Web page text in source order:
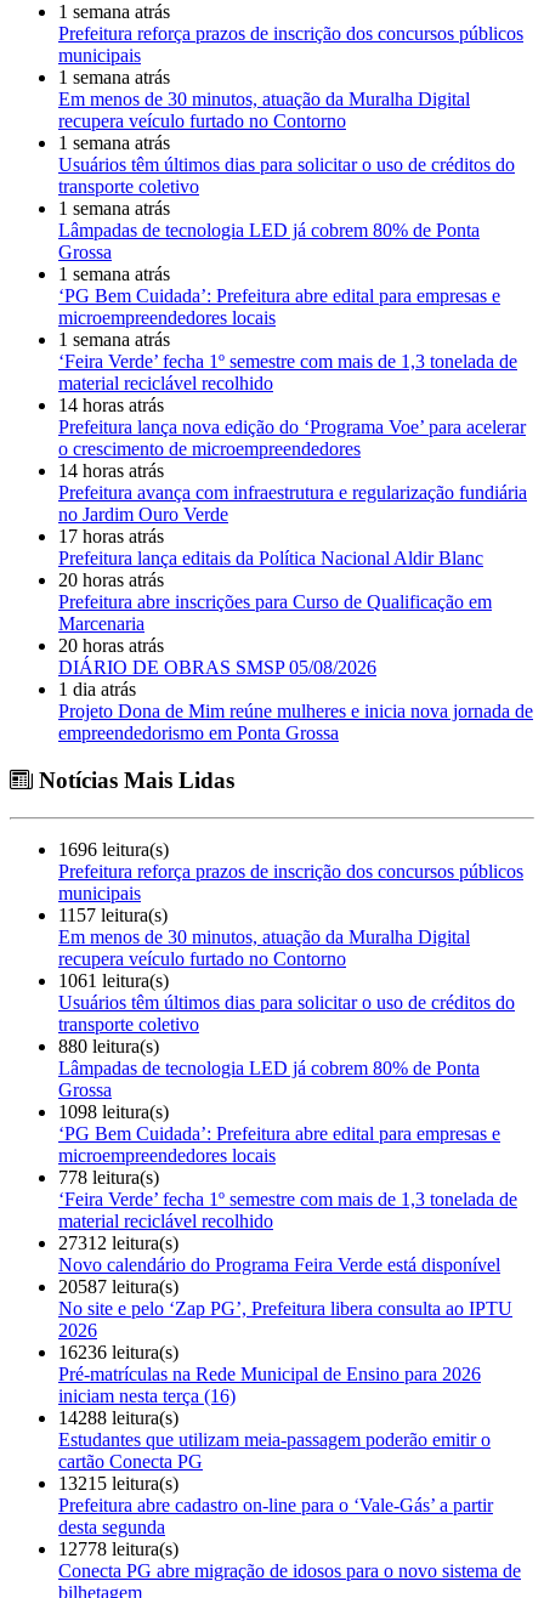
1 semana atrás
Prefeitura reforça prazos de inscrição dos concursos públicos
municipais
1 semana atrás
Em menos de 30 minutos, atuação da Muralha Digital
recupera veículo furtado no Contorno
1 semana atrás
Usuários têm últimos dias para solicitar o uso de créditos do
transporte coletivo
1 semana atrás
Lâmpadas de tecnologia LED já cobrem 80% de Ponta
Grossa
1 semana atrás
‘PG Bem Cuidada’: Prefeitura abre edital para empresas e
microempreendedores locais
1 semana atrás
‘Feira Verde’ fecha 1º semestre com mais de 1,3 tonelada de
material reciclável recolhido
14 horas atrás
Prefeitura lança nova edição do ‘Programa Voe’ para acelerar
o crescimento de microempreendedores
14 horas atrás
Prefeitura avança com infraestrutura e regularização fundiária
no Jardim Ouro Verde
17 horas atrás
Prefeitura lança editais da Política Nacional Aldir Blanc
20 horas atrás
Prefeitura abre inscrições para Curso de Qualificação em
Marcenaria
20 horas atrás
DIÁRIO DE OBRAS SMSP 05/08/2026
1 dia atrás
Projeto Dona de Mim reúne mulheres e inicia nova jornada de
empreendedorismo em Ponta Grossa
Notícias Mais Lidas
1696 leitura(s)
Prefeitura reforça prazos de inscrição dos concursos públicos
municipais
1157 leitura(s)
Em menos de 30 minutos, atuação da Muralha Digital
recupera veículo furtado no Contorno
1061 leitura(s)
Usuários têm últimos dias para solicitar o uso de créditos do
transporte coletivo
880 leitura(s)
Lâmpadas de tecnologia LED já cobrem 80% de Ponta
Grossa
1098 leitura(s)
‘PG Bem Cuidada’: Prefeitura abre edital para empresas e
microempreendedores locais
778 leitura(s)
‘Feira Verde’ fecha 1º semestre com mais de 1,3 tonelada de
material reciclável recolhido
27312 leitura(s)
Novo calendário do Programa Feira Verde está disponível
20587 leitura(s)
No site e pelo ‘Zap PG’, Prefeitura libera consulta ao IPTU
2026
16236 leitura(s)
Pré-matrículas na Rede Municipal de Ensino para 2026
iniciam nesta terça (16)
14288 leitura(s)
Estudantes que utilizam meia-passagem poderão emitir o
cartão Conecta PG
13215 leitura(s)
Prefeitura abre cadastro on-line para o ‘Vale-Gás’ a partir
desta segunda
12778 leitura(s)
Conecta PG abre migração de idosos para o novo sistema de
bilhetagem